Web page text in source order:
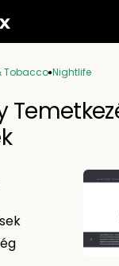
Tobacco Nightlife